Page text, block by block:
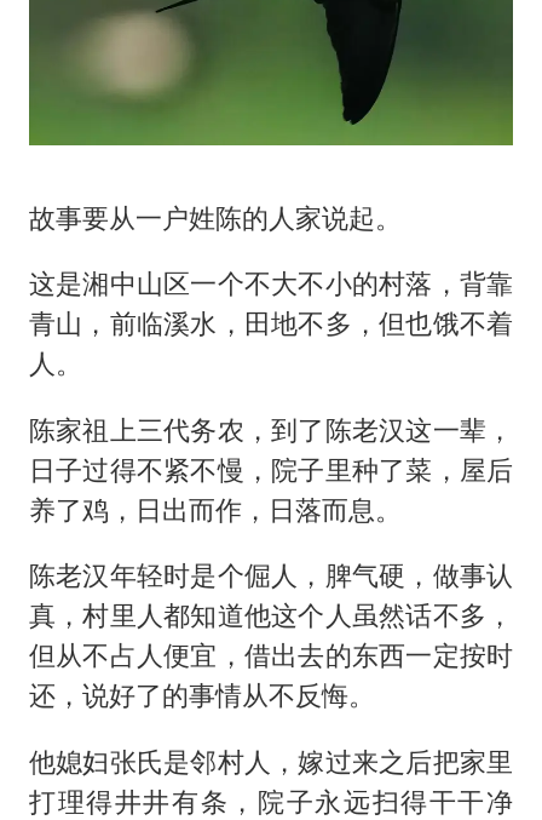
故事要从一户姓陈的人家说起。
这是湘中山区一个不大不小的村落，背靠
青山，前临溪水，田地不多，但也饿不着
人。
陈家祖上三代务农，到了陈老汉这一辈，
日子过得不紧不慢，院子里种了菜，屋后
养了鸡，日出而作，日落而息。
陈老汉年轻时是个倔人，脾气硬，做事认
真，村里人都知道他这个人虽然话不多，
但从不占人便宜，借出去的东西一定按时
还，说好了的事情从不反悔。
他媳妇张氏是邻村人，嫁过来之后把家里
打理得井井有条，院子永远扫得干干净